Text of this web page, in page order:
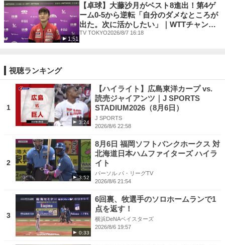
1:51
【卓球】大藤沙月がベスト8進出！第4ゲ
ーム0-5から逆転「自分のダメなところが
出た。次に活かしたい」｜WTTチャンピ
オンズ横浜2026
TV TOKYO2026/8/7 16:18
視聴ランキング
1
3:24
【ハイライト】広島東洋カープ vs.
読売ジャイアンツ｜J SPORTS
STADIUM2026（8月6日）
J SPORTS
2026/8/6 22:58
2
3:52
8月6日 福岡ソフトバンクホークス 対
北海道日本ハムファイターズ ハイラ
イト
パーソル パ・リーグTV
2026/8/6 21:54
3
0:33
6回裏、牧選手のソロホームランで1
点を返す！
横浜DeNAベイスターズ
2026/8/6 19:57